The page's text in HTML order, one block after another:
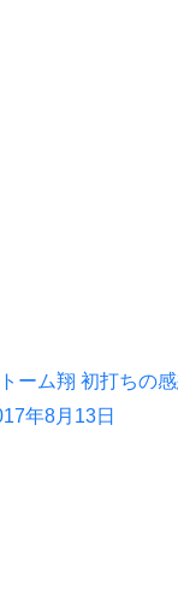
ーム翔 初打ちの
年8月13日